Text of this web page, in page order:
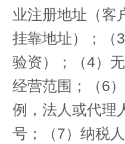
业注册地址（客
挂靠地址）；（
验资）；（4）
经营范围；（6
例，法人或代理
号；（7）纳税